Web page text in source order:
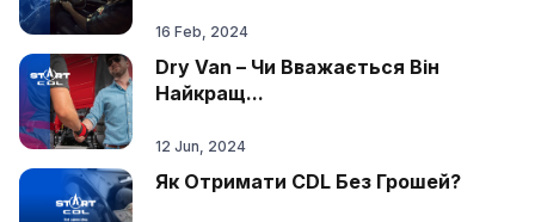
16 Feb, 2024
Dry Van – Чи Вважається Він
Найкращ...
12 Jun, 2024
Як Отримати CDL Без Грошей?